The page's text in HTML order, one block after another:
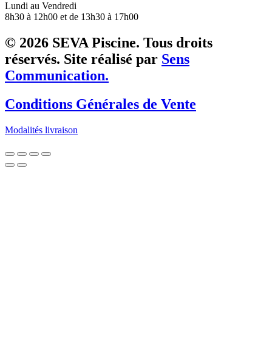
Lundi au Vendredi
8h30 à 12h00 et de 13h30 à 17h00
© 2026 SEVA Piscine. Tous droits
réservés. Site réalisé par Sens
Communication.
Conditions Générales de Vente
Modalités livraison